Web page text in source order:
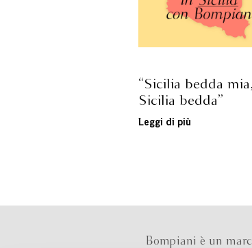
“Sicilia bedda mia,
Sicilia bedda”
Leggi di più
Bompiani è un